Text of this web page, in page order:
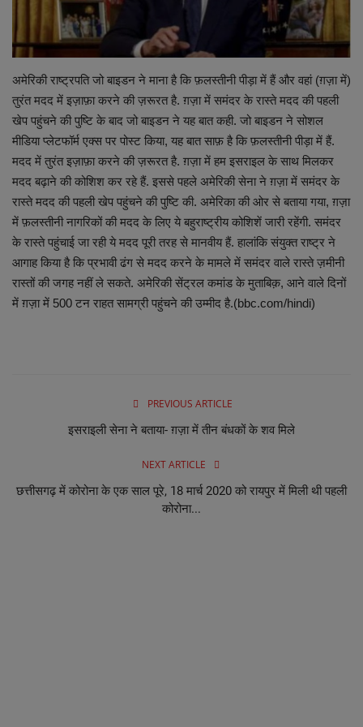
व्यापार
शिक्षा एवं रोजगार
धर्म एवं ज्योतिष
अमेरिकी राष्ट्रपति जो बाइडन ने माना है कि फ़लस्तीनी पीड़ा में हैं और वहां (ग़ज़ा में)
तुरंत मदद में इज़ाफ़ा करने की ज़रूरत है. ग़ज़ा में समंदर के रास्ते मदद की पहली
खेप पहुंचने की पुष्टि के बाद जो बाइडन ने यह बात कही. जो बाइडन ने सोशल
मीडिया प्लेटफॉर्म एक्स पर पोस्ट किया, यह बात साफ़ है कि फ़लस्तीनी पीड़ा में हैं.
मदद में तुरंत इज़ाफ़ा करने की ज़रूरत है. ग़ज़ा में हम इसराइल के साथ मिलकर
मदद बढ़ाने की कोशिश कर रहे हैं. इससे पहले अमेरिकी सेना ने ग़ज़ा में समंदर के
रास्ते मदद की पहली खेप पहुंचने की पुष्टि की. अमेरिका की ओर से बताया गया, ग़ज़ा
में फ़लस्तीनी नागरिकों की मदद के लिए ये बहुराष्ट्रीय कोशिशें जारी रहेंगी. समंदर
के रास्ते पहुंचाई जा रही ये मदद पूरी तरह से मानवीय हैं. हालांकि संयुक्त राष्ट्र ने
आगाह किया है कि प्रभावी ढंग से मदद करने के मामले में समंदर वाले रास्ते ज़मीनी
रास्तों की जगह नहीं ले सकते. अमेरिकी सेंट्रल कमांड के मुताबिक़, आने वाले दिनों
में ग़ज़ा में 500 टन राहत सामग्री पहुंचने की उम्मीद है.(bbc.com/hindi)
PREVIOUS ARTICLE
इसराइली सेना ने बताया- ग़ज़ा में तीन बंधकों के शव मिले
NEXT ARTICLE
छत्तीसगढ़ में कोरोना के एक साल पूरे, 18 मार्च 2020 को रायपुर में मिली थी पहली
कोरोना...